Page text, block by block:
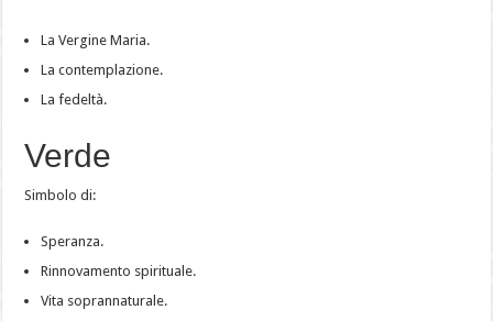
La Vergine Maria.
La contemplazione.
La fedeltà.
Verde
Simbolo di:
Speranza.
Rinnovamento spirituale.
Vita soprannaturale.